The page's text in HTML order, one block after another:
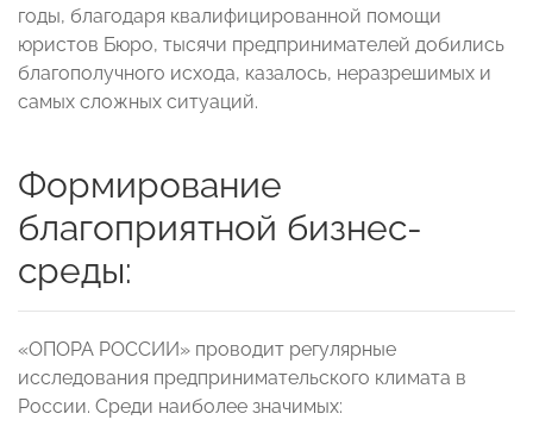
годы, благодаря квалифицированной помощи
юристов Бюро, тысячи предпринимателей добились
благополучного исхода, казалось, неразрешимых и
самых сложных ситуаций.
Формирование
благоприятной бизнес-
среды:
«ОПОРА РОССИИ» проводит регулярные
исследования предпринимательского климата в
России. Среди наиболее значимых: